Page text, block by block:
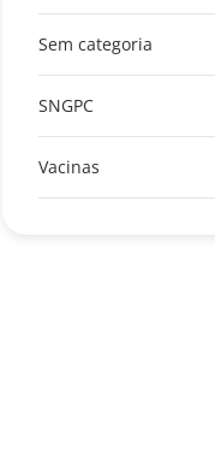
Sem categoria
SNGPC
Vacinas